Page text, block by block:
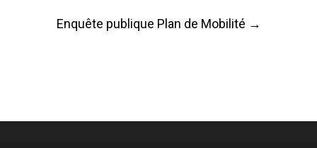
Post
navigation
Enquête publique Plan de Mobilité →